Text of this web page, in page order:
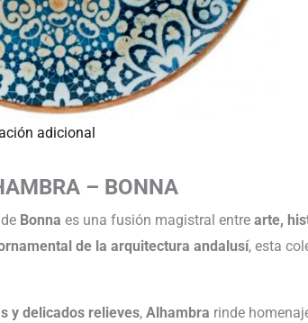
adicional
– BONNA
de Bonna es una fusión magistral entre arte,
de la arquitectura andalusí, esta
y delicados relieves, Alhambra rinde